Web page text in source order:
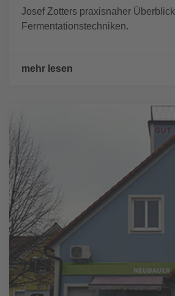
Josef Zotters praxisnaher
Fermentationstechniken.
mehr lesen